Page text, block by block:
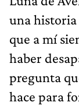
una
que a mí
haber
pregunta
hace para